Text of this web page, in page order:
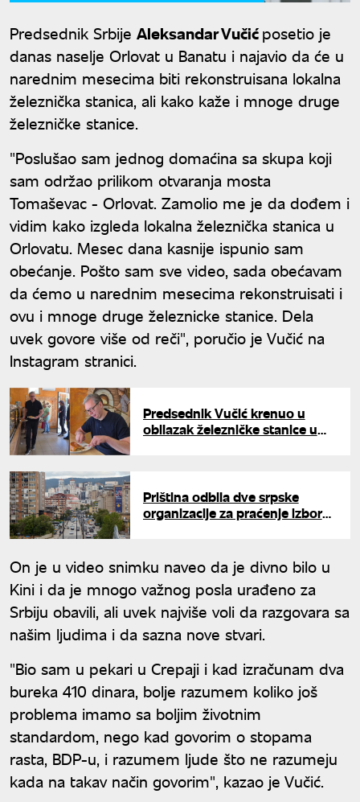
Predsednik Srbije Aleksandar Vučićposetio je
danas naselje Orlovat u Banatu i najavio da će u
narednim mesecima biti rekonstruisana lokalna
železnička stanica, ali kako kaže i mnoge druge
železničke stanice.
"Poslušao sam jednog domaćina sa skupa koji
sam održao prilikom otvaranja mosta
Tomaševac - Orlovat. Zamolio me je da dođem i
vidim kako izgleda lokalna železnička stanica u
Orlovatu. Mesec dana kasnije ispunio sam
obećanje. Pošto sam sve video, sada obećavam
da ćemo u narednim mesecima rekonstruisati i
ovu i mnoge druge železnicke stanice. Dela
uvek govore više od reči", poručio je Vučić na
Instagram stranici.
Predsednik Vučić krenuo u
obilazak železničke stanice u
Priština odbila dve srpske
organizacije za praćenje izbora:
On je u video snimku naveo da je divno bilo u
Kini i da je mnogo važnog posla urađeno za
Srbiju obavili, ali uvek najviše voli da razgovara sa
našim ljudima i da sazna nove stvari.
"Bio sam u pekari u Crepaji i kad izračunam dva
bureka 410 dinara, bolje razumem koliko još
problema imamo sa boljim životnim
standardom, nego kad govorim o stopama
rasta, BDP-u, i razumem ljude što ne razumeju
kada na takav način govorim", kazao je Vučić.